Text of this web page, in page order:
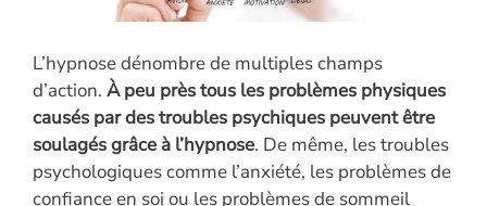
L’hypnose dénombre de multiples champs
d’action. À peu près tous les problèmes physiques
causés par des troubles psychiques peuvent être
soulagés grâce à l’hypnose. De même, les troubles
psychologiques comme l’anxiété, les problèmes de
confiance en soi ou les problèmes de sommeil